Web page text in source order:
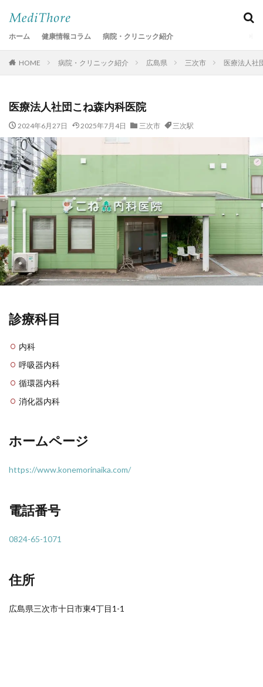
ホーム 健康情報コラム 病院・クリニック紹介
HOME 病院・クリニック紹介 広島県 三次市 医療法人社
医療法人社団こね森内科医院
2024年6月27日 2025年7月4日 三次市 三次駅
診療科目
内科
呼吸器内科
循環器内科
消化器内科
ホームページ
https://www.konemorinaika.com/
電話番号
0824-65-1071
住所
広島県三次市十日市東4丁目1-1